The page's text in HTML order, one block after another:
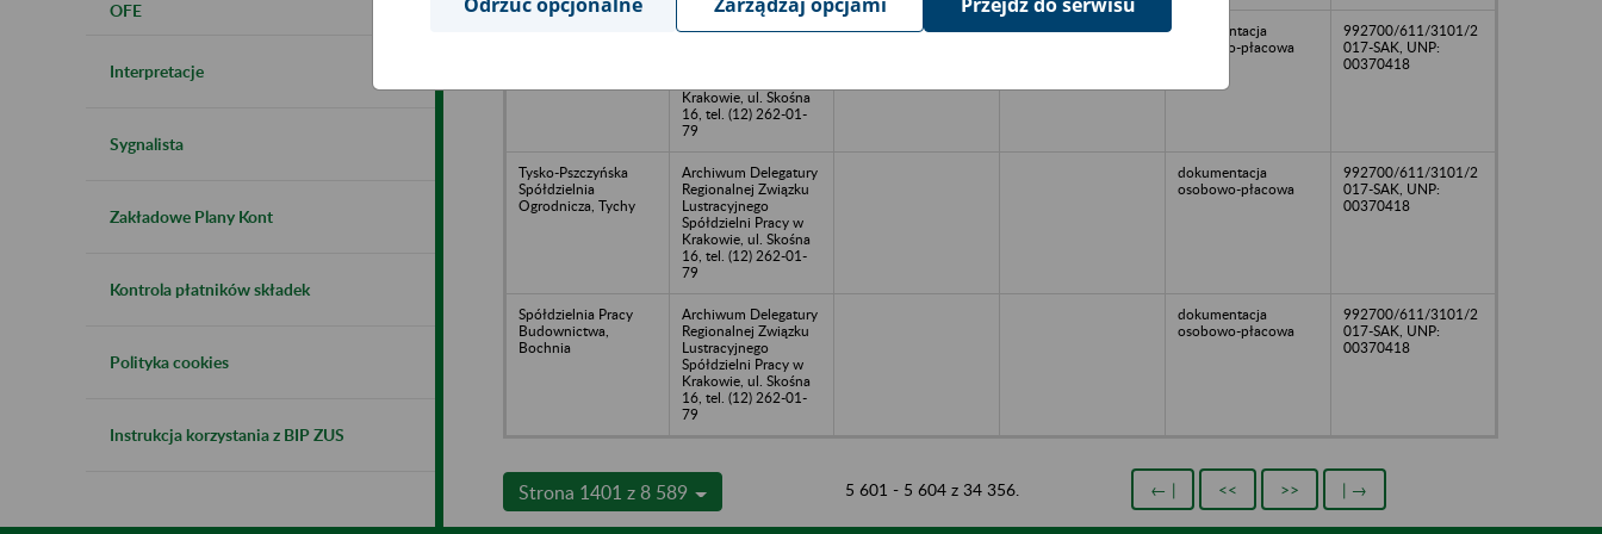
OFE
Interpretacje
Sygnalista
Zakładowe Plany Kont
Kontrola płatników składek
Polityka cookies
Instrukcja korzystania z BIP ZUS
Archiwum Delegatury
Krakowie, ul. Skośna
16, tel. (12) 262-01-
79
dokumentacja
osobowo-płacowa
992700/611/3101/2
017-SAK, UNP:
00370418
Tysko-Pszczyńska
Spółdzielnia
Ogrodnicza, Tychy
Archiwum Delegatury
Regionalnej Związku
Lustracyjnego
Spółdzielni Pracy w
Krakowie, ul. Skośna
16, tel. (12) 262-01-
79
dokumentacja
osobowo-płacowa
992700/611/3101/2
017-SAK, UNP:
00370418
Spółdzielnia Pracy
Budownictwa,
Bochnia
Archiwum Delegatury
Regionalnej Związku
Lustracyjnego
Spółdzielni Pracy w
Krakowie, ul. Skośna
16, tel. (12) 262-01-
79
dokumentacja
osobowo-płacowa
992700/611/3101/2
017-SAK, UNP:
00370418
Strona 1401 z 8 589 5 601 - 5 604 z 34 356. ← | << >> | →